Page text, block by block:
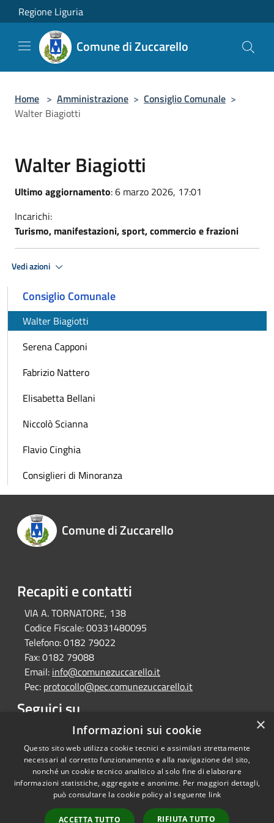
Salta al contenuto principale
Regione Liguria
Comune di Zuccarello
Home > Amministrazione > Consiglio Comunale >
Walter Biagiotti
Walter Biagiotti
Ultimo aggiornamento: 6 marzo 2026, 17:01
Incarichi:
Turismo, manifestazioni, sport, commercio e frazioni
Vedi azioni
Consiglio Comunale
Walter Biagiotti
Serena Capponi
Fabrizio Nattero
Elisabetta Bellani
Niccolò Scianna
Flavio Cinghia
Consiglieri di Minoranza
Comune di Zuccarello
Recapiti e contatti
VIA A. TORNATORE, 138
Codice Fiscale:00331480095
Telefono:0182 79022
Fax:0182 79088
Email: info@comunezuccarello.it
Pec: protocollo@pec.comunezuccarello.it
Seguici su
Facebook
RSS
Accessibilità
Copyright © 2026 • Comune di
Municipium• Accesso
×
Informazioni sui cookie
Questo sito web utilizza cookie tecnici e assimilati strettamente
necessari al corretto funzionamento e alla navigazione del sito,
nonché un cookie tecnico analitico al solo fine di elaborare
informazioni statistiche, aggregate e anonime. Per maggiori dettagli,
può consultare la cookie policy al seguente link
ACCETTA TUTTO RIFIUTA TUTTO